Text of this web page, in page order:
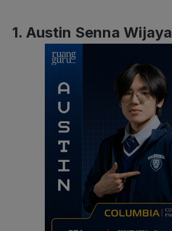
1. Austin Senna Wijaya